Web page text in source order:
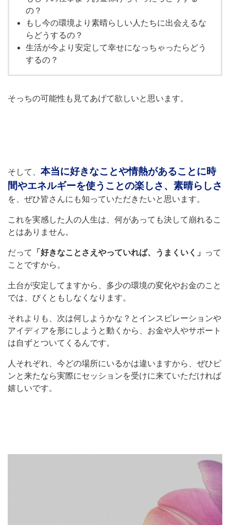
の？
もし今の環境より素晴らしい人たちに出会えるな
らどうするの？
生活が今より安定して幸せになっちゃったらどう
するの？
そっちの可能性も見てあげて欲しいと思います。
そして、 本当に好きなことや情熱があることに時
間やエネルギーを使うことの楽しさ、素晴らしさ
を、ぜひ皆さんにも知っていただきたいと思います。
これを実感した人の人生は、何があっても決して崩れるこ
とはありません。
だって 「好きなことさえやっていれば、うまくいく」
って
ことですから。
土台が安定してますから、多少の環境の変化やお金のこと
では、びくともしなくなります。
それよりも、次は何しようかな？とインスピレーションや
アイディアを形にしようと動くから、お金や人やサポート
は自ずとついてくるんです。
人それぞれ、今どの場所にいるかは違いますから、ぜひピ
ンと来たなら実際にセッションを受けに来ていただければ
嬉しいです。